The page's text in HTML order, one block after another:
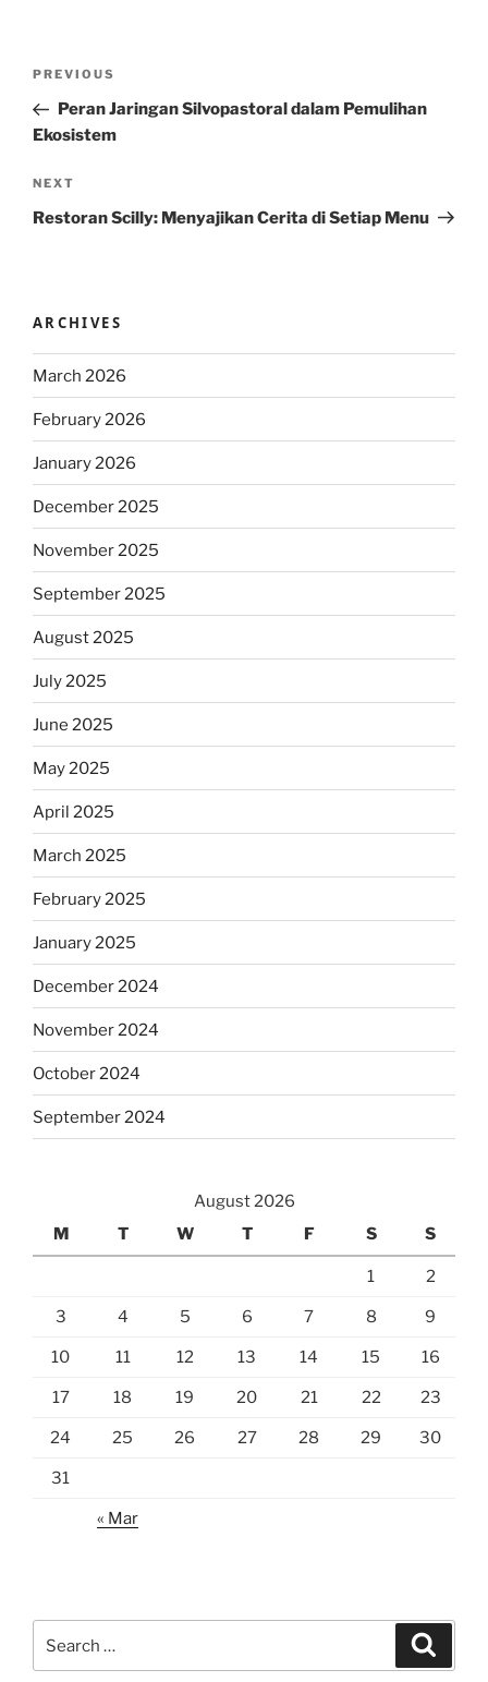
Previous
Post
PREVIOUS
Peran Jaringan Silvopastoral dalam Pemulihan
Ekosistem
Next
Post
NEXT
Restoran Scilly: Menyajikan Cerita di Setiap Menu
ARCHIVES
March 2026
February 2026
January 2026
December 2025
November 2025
September 2025
August 2025
July 2025
June 2025
May 2025
April 2025
March 2025
February 2025
January 2025
December 2024
November 2024
October 2024
September 2024
August 2026
M
T W T F S S
1 2
3 4 5 6 7 8 9
10 11 12 13 14 15 16
17 18 19 20 21 22 23
24 25 26 27 28 29 30
31
« Mar
for: